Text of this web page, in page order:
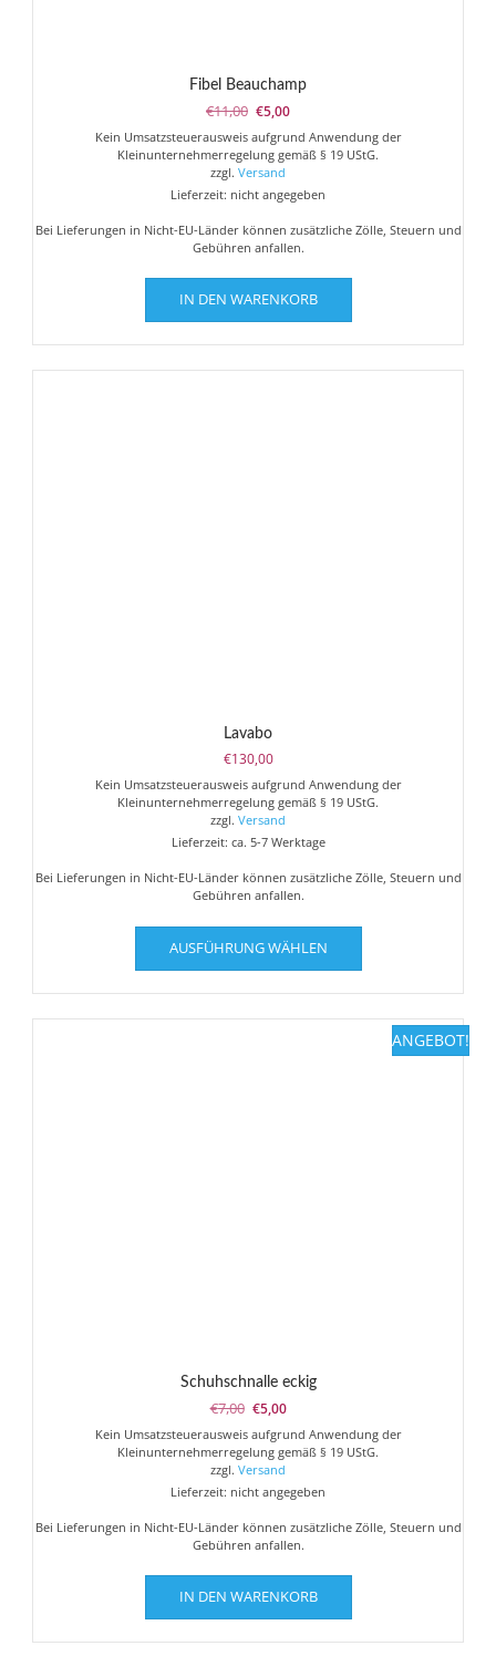
Fibel Beauchamp
€11,00 Ursprünglicher
Preis
war:
€11,00
€5,00Aktueller
Preis
ist:
Kein Umsatzsteuerausweis aufgrund Anwendung der
Kleinunternehmerregelung gemäß § 19 UStG.
zzgl. Versand
Lieferzeit: nicht angegeben
Bei Lieferungen in Nicht-EU-Länder können zusätzliche Zölle, Steuern und
Gebühren anfallen.
IN DEN WARENKORB
Lavabo
€130,00
Kein Umsatzsteuerausweis aufgrund Anwendung der
Kleinunternehmerregelung gemäß § 19 UStG.
zzgl. Versand
Lieferzeit: ca. 5-7 Werktage
Bei Lieferungen in Nicht-EU-Länder können zusätzliche Zölle, Steuern und
Gebühren anfallen.
AUSFÜHRUNG WÄHLEN
Dieses
weist
mehrere
Varianten
ANGEBOT!
Schuhschnalle eckig
€7,00 Ursprünglicher
Preis
war:
€7,00
€5,00Aktueller
Preis
ist:
Kein Umsatzsteuerausweis aufgrund Anwendung der
Kleinunternehmerregelung gemäß § 19 UStG.
zzgl. Versand
Lieferzeit: nicht angegeben
Bei Lieferungen in Nicht-EU-Länder können zusätzliche Zölle, Steuern und
Gebühren anfallen.
IN DEN WARENKORB